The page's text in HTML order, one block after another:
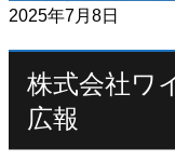
2025年7月8日
株式会社ワ
広報